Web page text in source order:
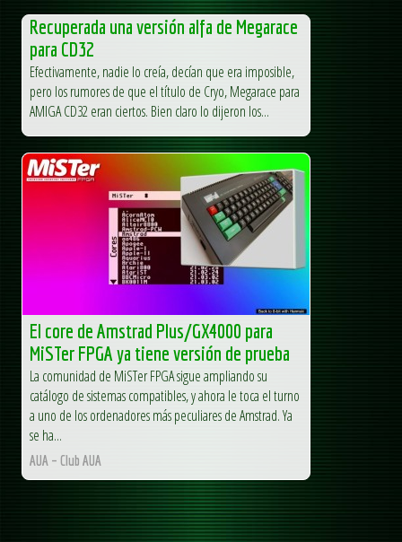
Recuperada una versión alfa de Megarace
para CD32
Efectivamente, nadie lo creía, decían que era imposible,
pero los rumores de que el título de Cryo, Megarace para
AMIGA CD32 eran ciertos. Bien claro lo dijeron los...
El core de Amstrad Plus/GX4000 para
MiSTer FPGA ya tiene versión de prueba
La comunidad de MiSTer FPGA sigue ampliando su
catálogo de sistemas compatibles, y ahora le toca el turno
a uno de los ordenadores más peculiares de Amstrad. Ya
se ha...
AUA – Club AUA